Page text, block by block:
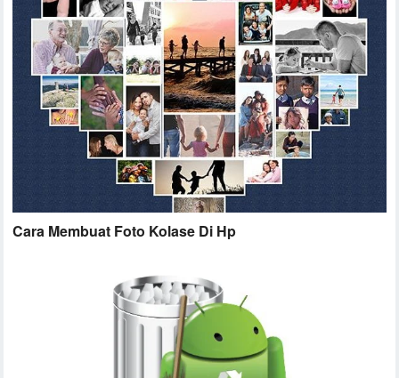
Cara Membuat Foto Kolase Di Hp